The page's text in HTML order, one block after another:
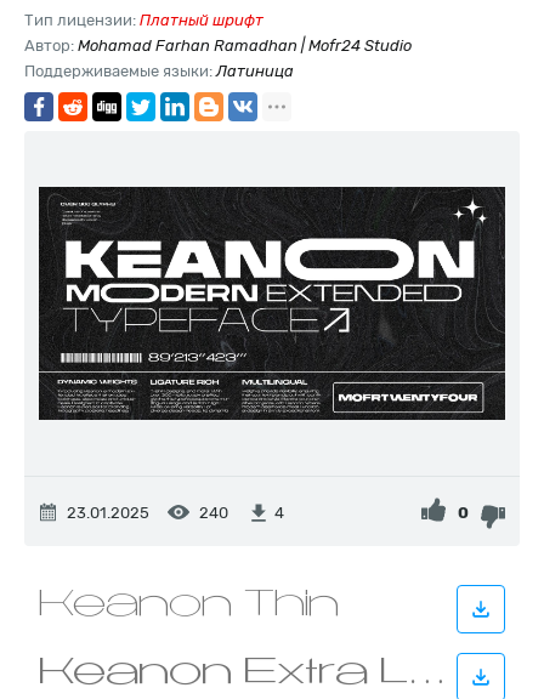
Тип лицензии: Платный шрифт
Автор: Mohamad Farhan Ramadhan | Mofr24 Studio
Поддерживаемые языки:Латиница
23.01.2025 240 4 0